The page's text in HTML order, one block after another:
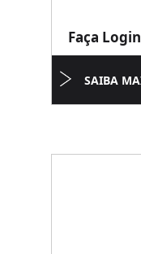
Faça
SAIBA